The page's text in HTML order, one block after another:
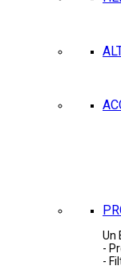
Un
-
-